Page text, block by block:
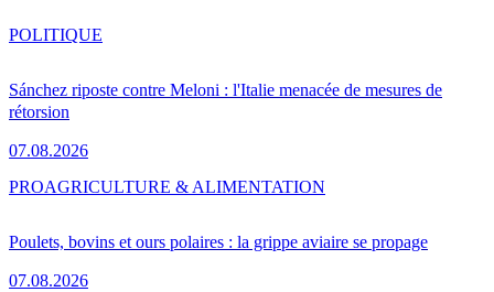
Sánchez riposte contre Meloni : l'Italie menacée de mesures de
rétorsion
07.08.2026
POLITIQUE
Poulets, bovins et ours polaires : la grippe aviaire se propage
07.08.2026
PROAGRICULTURE & ALIMENTATION